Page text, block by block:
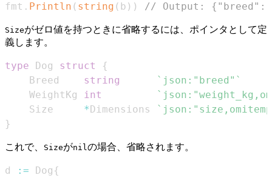
fmt . Println ( string ( b ) ) // Output:
Sizeがゼロ値を持つときに省略するには、ポインタとして定
義します。
type Dog struct
{
    Breed
string
`json:"breed"`
    WeightKg
int
    Size
* Dimensions
}
これで、 Sizeがnilの場合、省略されます。
d := Dog {